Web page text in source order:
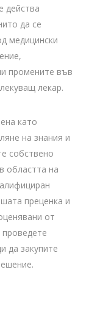
действа
да се
медицински
промените във
лекар.
като
на знания и
собствено
областта на
преценка и
от
да закупите